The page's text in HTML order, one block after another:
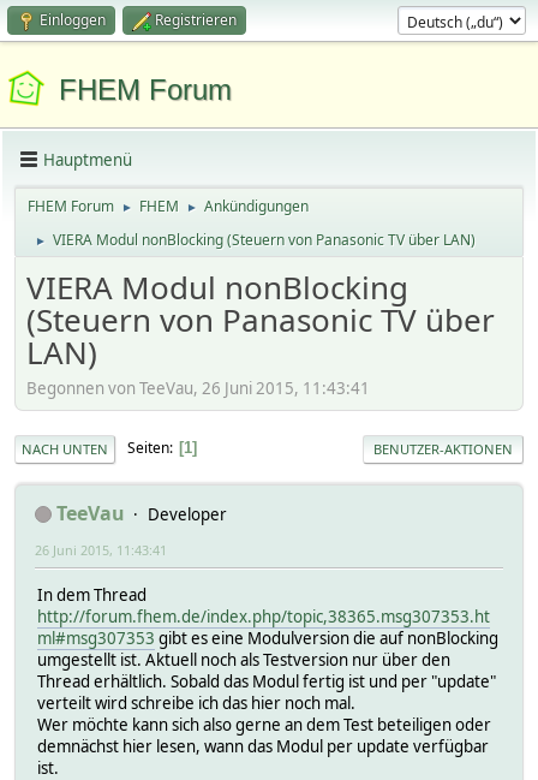
Einloggen Registrieren
FHEM Forum
Hauptmenü
FHEM Forum ► FHEM ► Ankündigungen
► VIERA Modul nonBlocking (Steuern von Panasonic TV über LAN)
VIERA Modul nonBlocking
(Steuern von Panasonic TV über
LAN)
Begonnen von TeeVau, 26 Juni 2015, 11:43:41
NACH UNTEN Seiten 1 BENUTZER-AKTIONEN
TeeVau Developer
26 Juni 2015, 11:43:41
In dem Thread
http://forum.fhem.de/index.php/topic,38365.msg307353.ht
ml#msg307353 gibt es eine Modulversion die auf nonBlocking
umgestellt ist. Aktuell noch als Testversion nur über den
Thread erhältlich. Sobald das Modul fertig ist und per "update"
verteilt wird schreibe ich das hier noch mal.
Wer möchte kann sich also gerne an dem Test beteiligen oder
demnächst hier lesen, wann das Modul per update verfügbar
ist.